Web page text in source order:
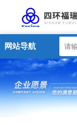
网站导航